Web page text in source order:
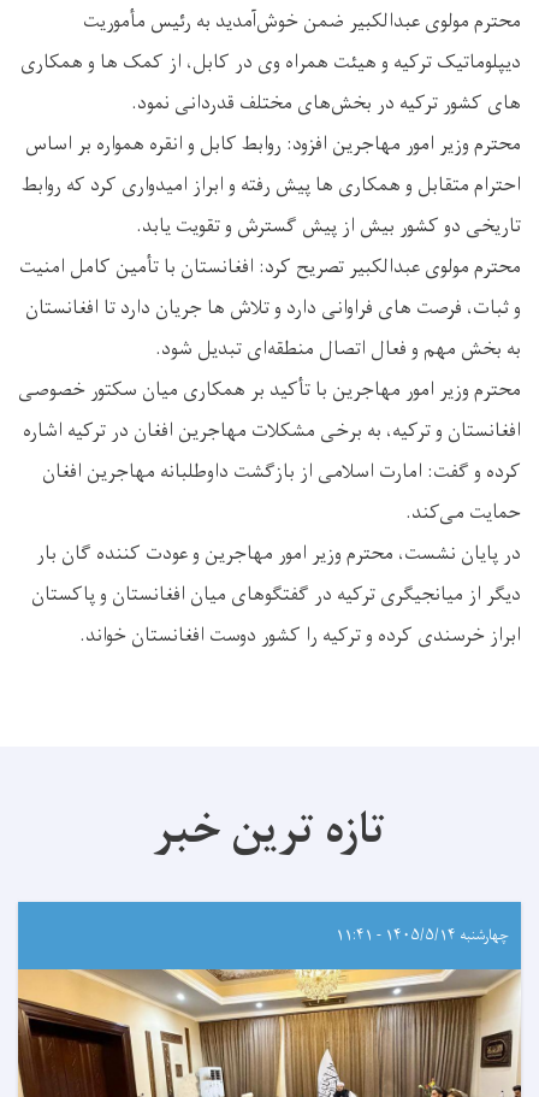
محترم مولوی عبدالکبیر ضمن خوش‌آمدید به رئیس مأموریت
دیپلوماتیک ترکیه و هیئت همراه وی در کابل، از کمک ‌ها و همکاری
‌های کشور ترکیه در بخش‌های مختلف قدردانی نمود.
محترم وزیر امور مهاجرین افزود: روابط کابل و انقره همواره بر اساس
احترام متقابل و همکاری ‌ها پیش رفته و ابراز امیدواری کرد که روابط
تاریخی دو کشور بیش از پیش گسترش و تقویت یابد.
محترم مولوی عبدالکبیر تصریح کرد: افغانستان با تأمین کامل امنیت
و ثبات، فرصت‌ های فراوانی دارد و تلاش‌ ها جریان دارد تا افغانستان
به بخش مهم و فعال اتصال منطقه‌ای تبدیل شود.
محترم وزیر امور مهاجرین با تأکید بر همکاری میان سکتور خصوصی
افغانستان و ترکیه، به برخی مشکلات مهاجرین افغان در ترکیه اشاره
کرده و گفت: امارت اسلامی از بازگشت داوطلبانه مهاجرین افغان
حمایت می‌کند.
در پایان نشست، محترم وزیر امور مهاجرین و عودت کننده گان بار
دیگر از میانجیگری ترکیه در گفتگوهای میان افغانستان و پاکستان
ابراز خرسندی کرده و ترکیه را کشور دوست افغانستان خواند.
تازه ترین خبر
چهارشنبه ۱۴۰۵/۵/۱۴ - ۱۱:۴۱